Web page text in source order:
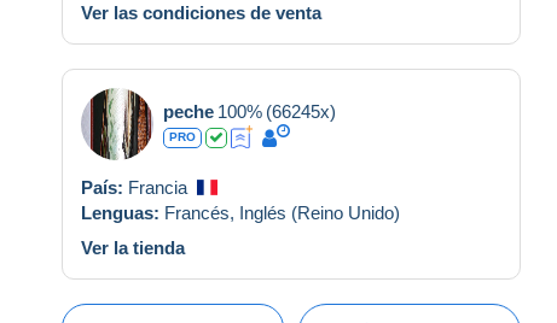
Ver las condiciones de venta
peche 100% (66245x)
PRO
País: Francia
Lenguas: Francés, Inglés (Reino Unido)
Ver la tienda